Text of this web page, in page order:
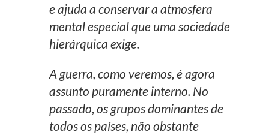
e ajuda a conservar a atmosfera
mental especial que uma sociedade
hierárquica exige.
A guerra, como veremos, é agora
assunto puramente interno. No
passado, os grupos dominantes de
todos os países, não obstante